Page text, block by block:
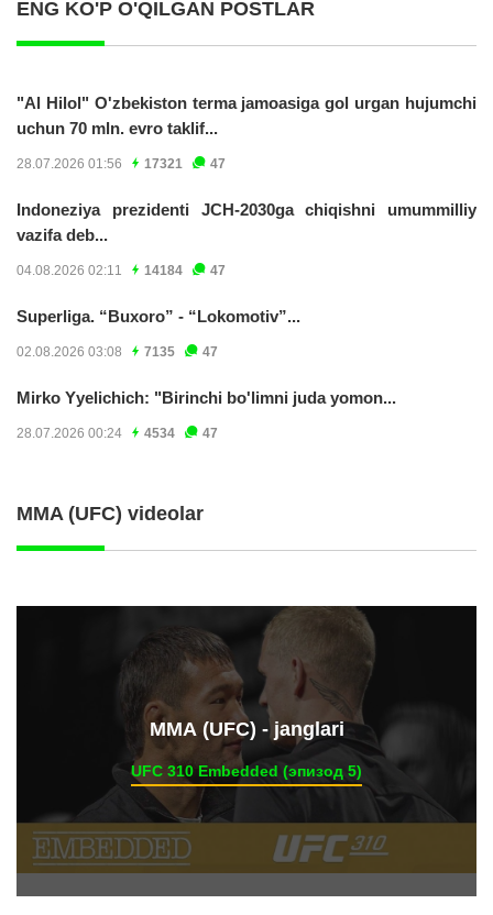
ENG KO'P O'QILGAN POSTLAR
"Al Hilol" O'zbekiston terma jamoasiga gol urgan hujumchi
uchun 70 mln. evro taklif...
28.07.2026 01:56 17321 47
Indoneziya prezidenti JCH-2030ga chiqishni umummilliy
vazifa deb...
04.08.2026 02:11 14184 47
Superliga. “Buxoro” - “Lokomotiv”...
02.08.2026 03:08 7135 47
Mirko Yyelichich: "Birinchi bo'limni juda yomon...
28.07.2026 00:24 4534 47
MMA (UFC) videolar
ММА (UFC) - janglari
UFC 310 Embedded (эпизод 5)